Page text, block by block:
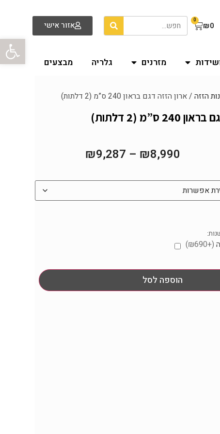
פתח
₪0
0
אזור אישי
מזרנים גלריה מבצעים
הזזה / ארון הזזה דגם בראון 240 ס”מ (2 דלתות)
ס”מ (2 דלתות)
₪8,990
–
₪9,287
(+₪690)
הוספה לסל